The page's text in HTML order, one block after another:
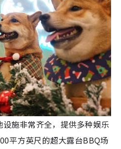
施非常齐全，提供多种娱乐
平方英尺的超大露台BBQ场